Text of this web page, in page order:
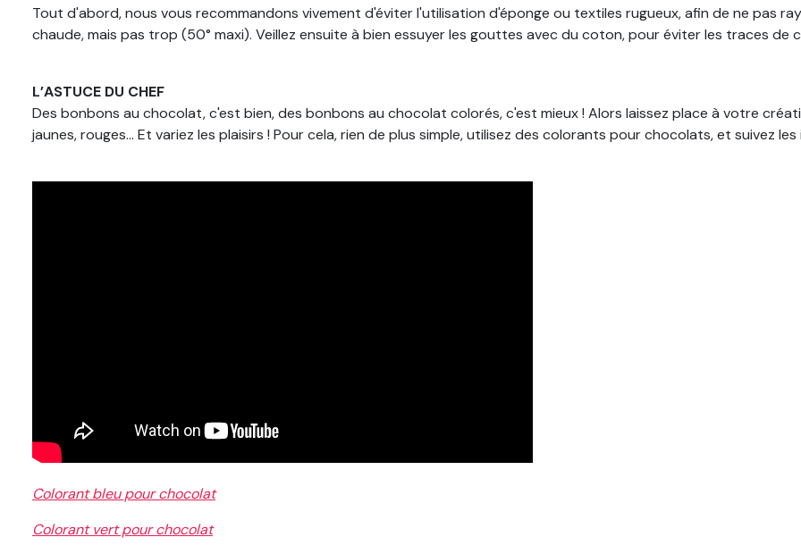
Tout d'abord, nous vous recommandons vivement d'éviter l'utilisation d'éponge ou textiles rugueux, afin de ne pas
chaude, mais pas trop (50° maxi). Veillez ensuite à bien essuyer les gouttes avec du coton, pour éviter les traces de
L’ASTUCE DU CHEF
Des bonbons au chocolat, c'est bien, des bonbons au chocolat colorés, c'est mieux ! Alors laissez place à votre
jaunes, rouges… Et variez les plaisirs ! Pour cela, rien de plus simple, utilisez des colorants pour chocolats, et suivez
Colorant bleu pour chocolat
Colorant vert pour chocolat